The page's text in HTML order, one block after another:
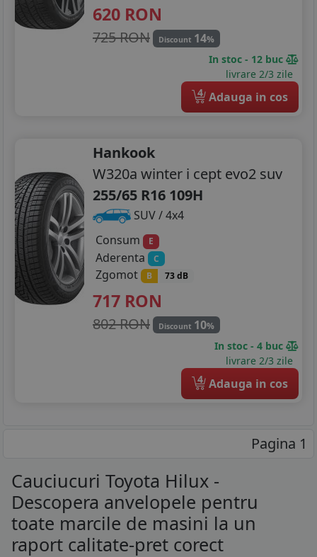
620 RON
725 RON Discount 14%
In stoc - 12 buc
livrare 2/3 zile
4 Adauga in cos
Hankook
W320a winter i cept evo2 suv
255/65 R16 109H
SUV / 4x4
Consum
E
Aderenta C
Zgomot B 73 dB
717 RON
802 RON Discount 10%
In stoc - 4 buc
livrare 2/3 zile
4 Adauga in cos
Pagina 1
Cauciucuri Toyota Hilux -
Descopera anvelopele pentru
toate marcile de masini la un
raport calitate-pret corect